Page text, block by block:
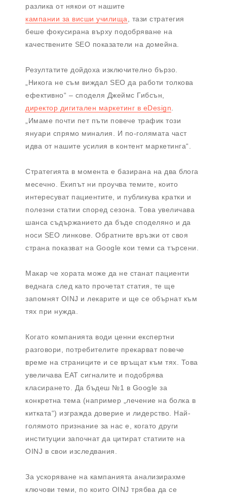
разлика от някои от нашите
кампании за висши училища, тази стратегия
беше фокусирана върху подобряване на
качествените SEO показатели на домейна.
Резултатите дойдоха изключително бързо.
„Никога не съм виждал SEO да работи толкова
ефективно“ – споделя Джеймс Гибсън,
директор дигитален маркетинг в eDesign.
„Имаме почти пет пъти повече трафик този
януари спрямо миналия. И по-голямата част
идва от нашите усилия в контент маркетинга“.
Стратегията в момента е базирана на два блога
месечно. Екипът ни проучва темите, които
интересуват пациентите, и публикува кратки и
полезни статии според сезона. Това увеличава
шанса съдържанието да бъде споделяно и да
носи SEO линкове. Обратните връзки от своя
страна показват на Google кои теми са търсени.
Макар че хората може да не станат пациенти
веднага след като прочетат статия, те ще
запомнят OINJ и лекарите и ще се обърнат към
тях при нужда.
Когато компанията води ценни експертни
разговори, потребителите прекарват повече
време на страниците и се връщат към тях. Това
увеличава EAT сигналите и подобрява
класирането. Да бъдеш №1 в Google за
конкретна тема (например „лечение на болка в
китката“) изгражда доверие и лидерство. Най-
голямото признание за нас е, когато други
институции започнат да цитират статиите на
OINJ в свои изследвания.
За ускоряване на кампанията анализирахме
ключови теми, по които OINJ трябва да се